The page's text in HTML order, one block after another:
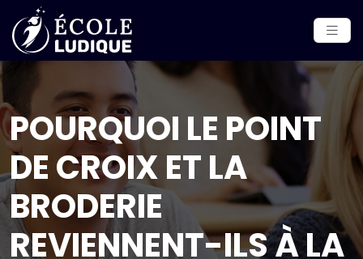
POURQUOI LE POINT
DE CROIX ET LA
BRODERIE
REVIENNENT-ILS À LA